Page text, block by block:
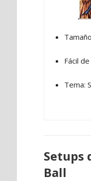
Fácil
Tema:
Setups
Ball